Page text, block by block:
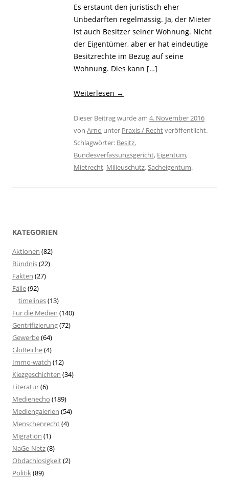
Es erstaunt den juristisch eher
Unbedarften regelmässig. Ja, der Mieter
ist auch Besitzer seiner Wohnung. Nicht
der Eigentümer, aber er hat eindeutige
Besitzrechte im Bezug auf seine
Wohnung. Dies kann […]
Weiterlesen →
Dieser Beitrag wurde am 4. November 2016
von Arno unter Praxis / Rechtveröffentlicht.
Schlagwörter: Besitz,
Bundesverfassungsgericht, Eigentum,
Mietrecht, Milieuschutz,Sacheigentum.
KATEGORIEN
Aktionen (82)
Bündnis(22)
Fakten (27)
Fälle(92)
timelines(13)
Für die Medien (140)
Gentrifizierung(72)
Gewerbe(64)
GloReiche(4)
Immo-watch (12)
Kiezgeschichten (34)
Literatur(6)
Medienecho (189)
Mediengalerien (54)
Menschenrecht(4)
Migration (1)
NaGe-Netz(8)
Obdachlosigkeit(2)
Politik(89)